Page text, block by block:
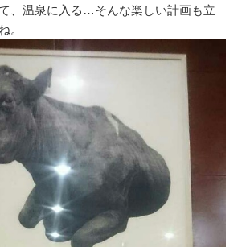
、温泉に入る…そんな楽しい計画も立
。